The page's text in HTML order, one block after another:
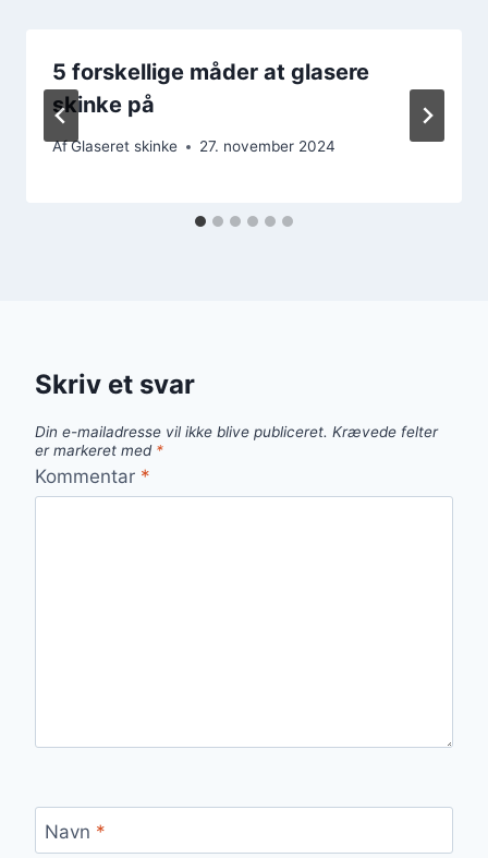
5 forskellige måder at glasere
skinke på
AfGlaseret skinke 27. november 2024
Skriv et svar
Din e-mailadresse vil ikke blive publiceret. Krævede felter
er markeret med *
Kommentar *
Navn *